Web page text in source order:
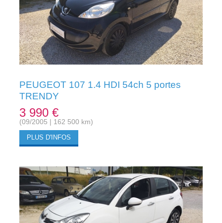
PEUGEOT 107 1.4 HDI 54ch 5 portes
TRENDY
3 990 €
(09/2005 | 162 500 km)
PLUS D'INFOS